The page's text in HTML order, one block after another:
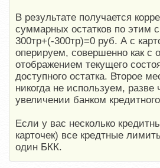
В результате получается
суммарных остатков по этим
300тр+(-300тр)=0 руб. А с
оперируем, совершенно как с
отображением текущего
доступного остатка. Второе
никогда не используем, разве
увеличении банком
Если у вас несколько
карточек) все кредтные
один БКК.